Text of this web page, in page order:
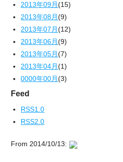
2013年09月(15)
2013年08月(9)
2013年07月(12)
2013年06月(9)
2013年05月(7)
2013年04月(1)
0000年00月(3)
Feed
RSS1.0
RSS2.0
From 2014/10/13: